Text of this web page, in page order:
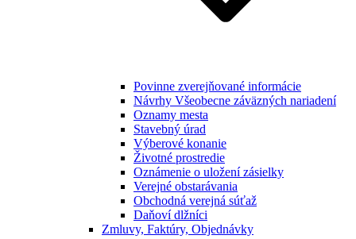
Povinne zverejňované informácie
Návrhy Všeobecne záväzných nariadení
Oznamy mesta
Stavebný úrad
Výberové konanie
Životné prostredie
Oznámenie o uložení zásielky
Verejné obstarávania
Obchodná verejná súťaž
Daňoví dlžníci
Zmluvy, Faktúry, Objednávky